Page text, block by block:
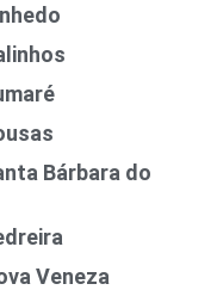
Bárbara do
Veneza